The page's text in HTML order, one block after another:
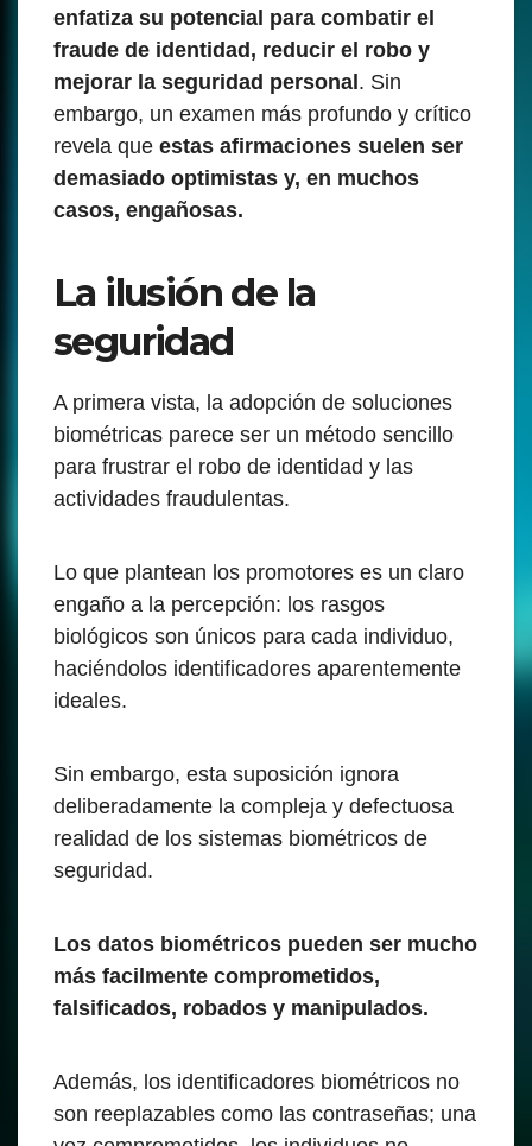
enfatiza su potencial para combatir el
fraude de identidad, reducir el robo y
mejorar la seguridad personal . Sin
embargo, un examen más profundo y crítico
revela que estas afirmaciones suelen ser
demasiado optimistas y, en muchos
casos, engañosas.
La ilusión de la
seguridad
A primera vista, la adopción de soluciones
biométricas parece ser un método sencillo
para frustrar el robo de identidad y las
actividades fraudulentas.
Lo que plantean los promotores es un claro
engaño a la percepción: los rasgos
biológicos son únicos para cada individuo,
haciéndolos identificadores aparentemente
ideales.
Sin embargo, esta suposición ignora
deliberadamente la compleja y defectuosa
realidad de los sistemas biométricos de
seguridad.
Los datos biométricos pueden ser mucho
más facilmente comprometidos,
falsificados, robados y manipulados.
Además, los identificadores biométricos no
son reeplazables como las contraseñas; una